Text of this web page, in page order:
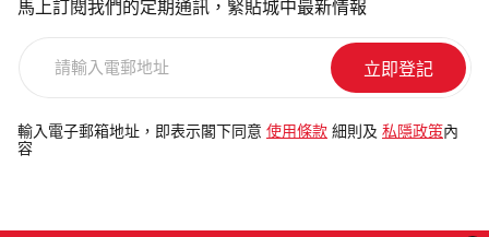
馬上訂閱我們的定期通訊，緊貼城中最新情報
電
郵
輸入電子郵箱地址，即表示閣下同意 使用條款 細則及 私隱政策 內
容